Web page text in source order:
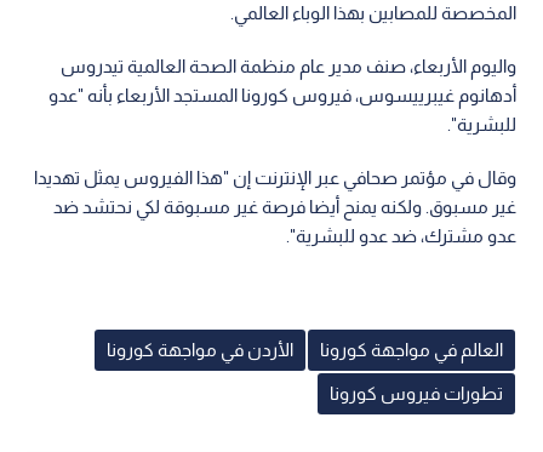
المخصصة للمصابين بهذا الوباء العالمي.
واليوم الأربعاء، صنف مدير عام منظمة الصحة العالمية تيدروس
أدهانوم غيبرييسوس، فيروس كورونا المستجد الأربعاء بأنه "عدو
للبشرية".
وقال في مؤتمر صحافي عبر الإنترنت إن "هذا الفيروس يمثل تهديدا
غير مسبوق. ولكنه يمنح أيضا فرصة غير مسبوقة لكي نحتشد ضد
عدو مشترك، ضد عدو للبشرية".
العالم في مواجهة كورونا الأردن في مواجهة كورونا
تطورات فيروس كورونا